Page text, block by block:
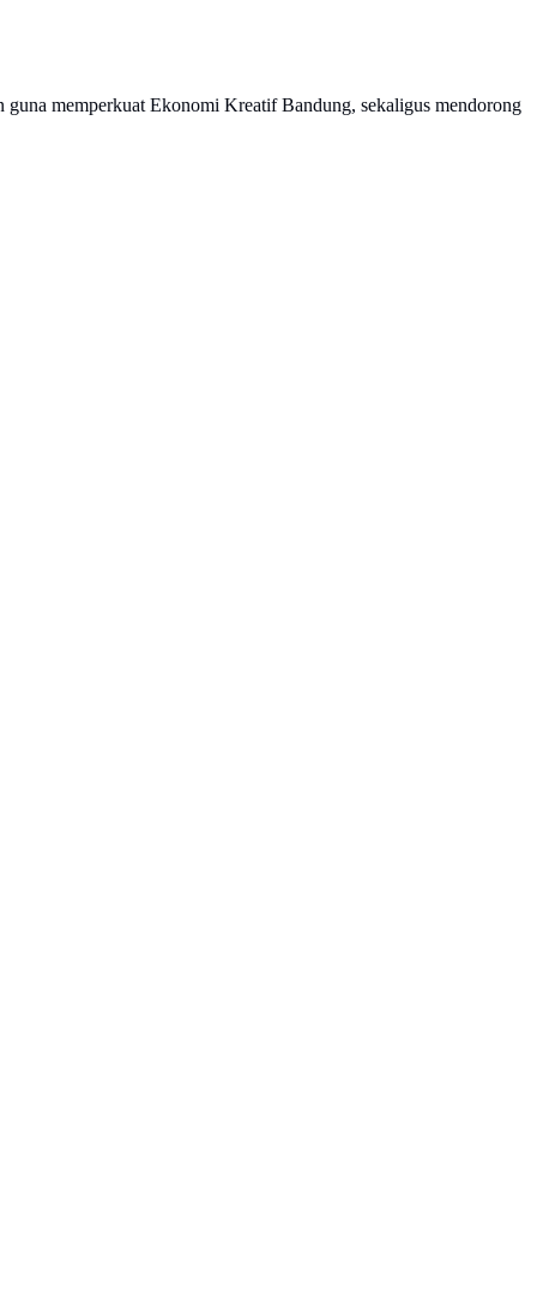
memperkuat Ekonomi Kreatif Bandung, sekaligus mendorong